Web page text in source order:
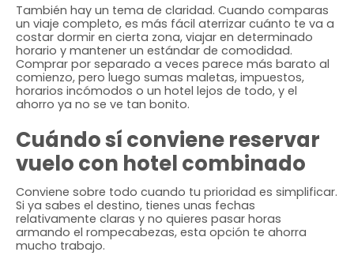
También hay un tema de claridad. Cuando comparas
un viaje completo, es más fácil aterrizar cuánto te va a
costar dormir en cierta zona, viajar en determinado
horario y mantener un estándar de comodidad.
Comprar por separado a veces parece más barato al
comienzo, pero luego sumas maletas, impuestos,
horarios incómodos o un hotel lejos de todo, y el
ahorro ya no se ve tan bonito.
Cuándo sí conviene reservar
vuelo con hotel combinado
Conviene sobre todo cuando tu prioridad es simplificar.
Si ya sabes el destino, tienes unas fechas
relativamente claras y no quieres pasar horas
armando el rompecabezas, esta opción te ahorra
mucho trabajo.